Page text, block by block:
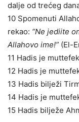
dalje od trećeg
10 Spomenuti
rekao: “Ne jediite
Allahovo ime!” (El-
11 Hadis je
12 Hadis je
13 Hadis bilježi
14 Hadis je
15 Hadis bilježe